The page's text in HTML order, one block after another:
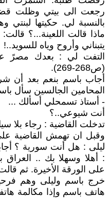
رجعت الى بيتي وظلت
ماذا قالت اللعينة...؟
يتبناني وأروح وياه للسويد..!
التفت لي : بعدك مصرً
(ص268-269).
أجاب باسم بنعم بعد أن
المحامين الجالسين سأل
- أستاذ تسمحلي أسألك ...
أنت شيوعي..؟
تدخلت القاضية : رجاء بلا
وقبل ان تهمش القاضية
ليلى : هل أنت سورية ؟
: أهلا وسهلا بك ..
على الورقة الأخيرة. ثم قالت
خرج باسم وليلى وهم
هاتف باسم وإذا مكالمة